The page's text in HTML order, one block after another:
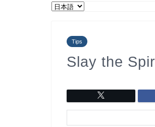
Tips
Slay the